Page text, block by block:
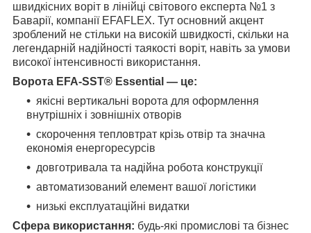
швидкісних воріт в лінійці світового експерта №1 з
Баварії, компанії EFAFLEX. Тут основний акцент
зроблений не стільки на високій швидкості, скільки на
легендарній надійності таякості воріт, навіть за умови
високої інтенсивності використання.
Ворота EFA-SST® Essential — це:
якісні вертикальні ворота для оформлення
внутрішніх і зовнішніх отворів
скорочення тепловтрат крізь отвір та значна
економія енергоресурсів
довготривала та надійна робота конструкції
автоматизований елемент вашої логістики
низькі експлуатаційні видатки
Сфера використання: будь-які промислові та бізнес